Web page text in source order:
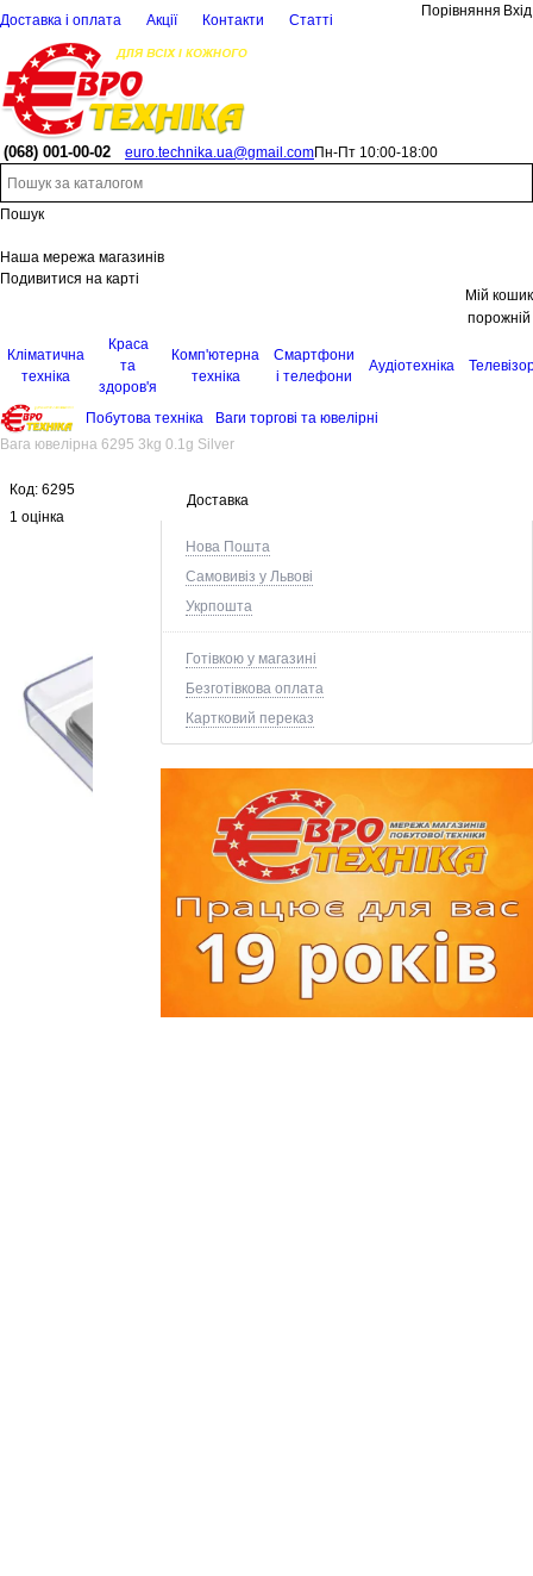
Доставка і оплата Акції Контакти Статті
Порівняння Вхід
(068) 001-00-02 euro.technika.ua@gmail.comПн-Пт 10:00-18:00
Пошук
Наша мережа магазинів
Подивитися на карті
Мій кошик
порожній
Кліматична
техніка
Краса
та
здоров'я
Комп'ютерна
техніка
Смартфони
і телефони
Аудіотехніка
Побутова техніка
Ваги торгові та ювелірні
Вага ювелірна 6295 3kg 0.1g Silver
Доставка
Нова Пошта
Самовивіз у Львові
Укрпошта
Готівкою у магазині
Безготівкова оплата
Картковий переказ
Код: 6295
1 оцінка